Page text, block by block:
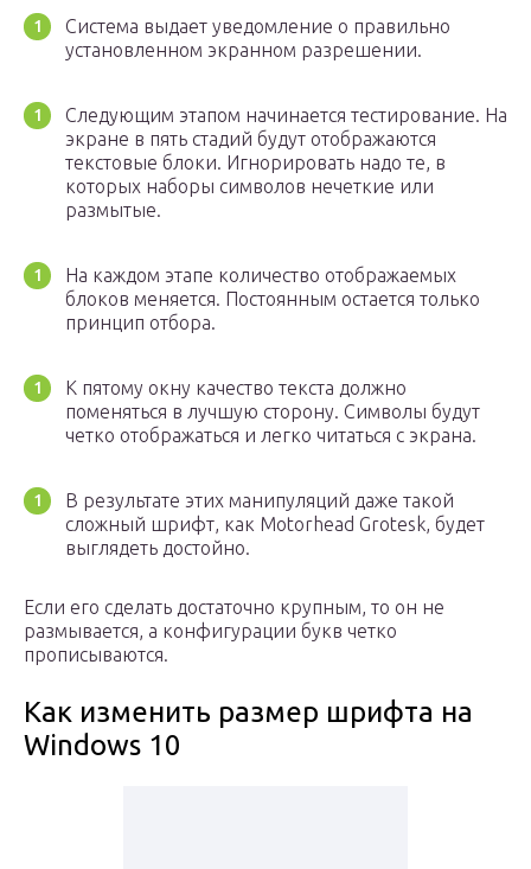
Система выдает уведомление о правильно
установленном экранном разрешении.
Следующим этапом начинается тестирование. На
экране в пять стадий будут отображаются
текстовые блоки. Игнорировать надо те, в
которых наборы символов нечеткие или
размытые.
На каждом этапе количество отображаемых
блоков меняется. Постоянным остается только
принцип отбора.
К пятому окну качество текста должно
поменяться в лучшую сторону. Символы будут
четко отображаться и легко читаться с экрана.
В результате этих манипуляций даже такой
сложный шрифт, как Motorhead Grotesk, будет
выглядеть достойно.
Если его сделать достаточно крупным, то он не
размывается, а конфигурации букв четко
прописываются.
Как изменить размер шрифта на
Windows 10